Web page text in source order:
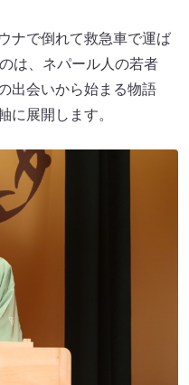
ナで倒れて救急車で運ば
は、ネパール人の若者
出会いから始まる物語
に展開します。